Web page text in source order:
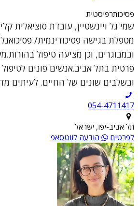
פסיכותרפיסטית
מטפלת בגישה פסיכודינמית/
ובמבוגרים, וכן מציעה טיפול
פרטית בתל אביב.אנשים פונים
ובשלבים שונים של החיים. לעיתים
054-4711417
תל אביב-יפו, ישראל
לפרטים
הודעה לווטסאפ